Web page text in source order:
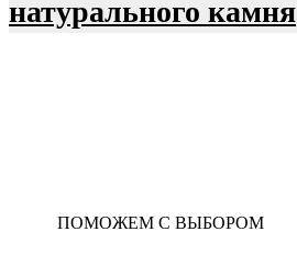
натурального камня
ПОМОЖЕМ С ВЫБОРОМ